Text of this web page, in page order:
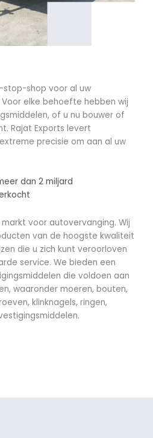
stop-shop voor al uw
elke behoefte hebben wij
of u nu bouwer of
Rajat Exports levert
precisie om aan al uw
dan 2 miljard
voor autovervanging. Wij
van de hoogste kwaliteit
die u zich kunt veroorloven
service. We bieden een
die voldoen aan
waaronder moeren, bouten,
klinknagels, ringen,